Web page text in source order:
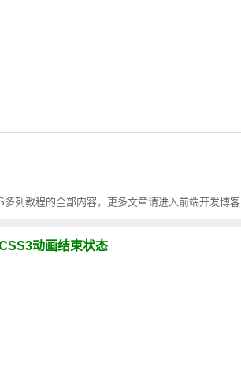
列教程的全部内容，更多文章请进入前端开发博客
动画结束状态